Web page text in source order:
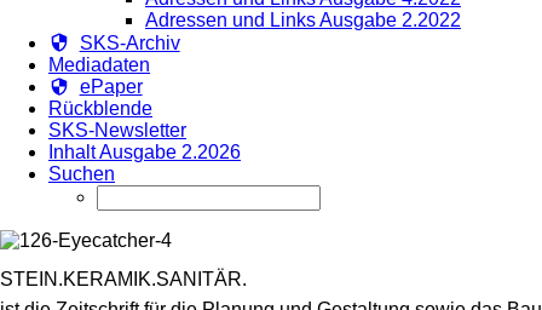
Adressen und Links Ausgabe 2.2022
SKS-Archiv
Mediadaten
ePaper
Rückblende
SKS-Newsletter
Inhalt Ausgabe 2.2026
Suchen
STEIN.KERAMIK.SANITÄR.